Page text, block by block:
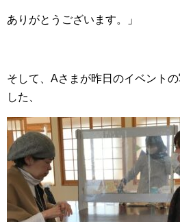
ありがとうございます。」
そして、Aさまが昨日のイベント
した、